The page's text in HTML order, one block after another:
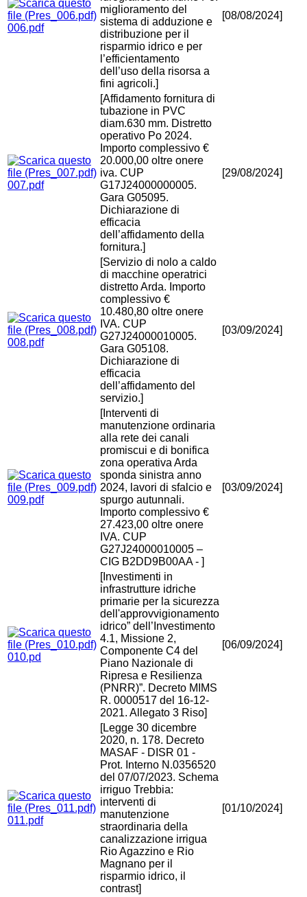
006.pdf
miglioramento del
sistema di adduzione e
distribuzione per il
risparmio idrico e per
l’efficientamento
dell’uso della risorsa a
fini agricoli.]
[08/08/2024]
007.pdf
[Affidamento fornitura di
tubazione in PVC
diam.630 mm. Distretto
operativo Po 2024.
Importo complessivo €
20.000,00 oltre onere
iva. CUP
G17J24000000005.
Gara G05095.
Dichiarazione di
efficacia
dell’affidamento della
fornitura.]
[29/08/2024]
008.pdf
[Servizio di nolo a caldo
di macchine operatrici
distretto Arda. Importo
complessivo €
10.480,80 oltre onere
IVA. CUP
G27J24000010005.
Gara G05108.
Dichiarazione di
efficacia
dell’affidamento del
servizio.]
[03/09/2024]
009.pdf
[Interventi di
manutenzione ordinaria
alla rete dei canali
promiscui e di bonifica
zona operativa Arda
sponda sinistra anno
2024, lavori di sfalcio e
spurgo autunnali.
Importo complessivo €
27.423,00 oltre onere
IVA. CUP
G27J24000010005 –
CIG B2DD9B00AA - ]
[03/09/2024]
010.pd
[Investimenti in
infrastrutture idriche
primarie per la sicurezza
dell'approvvigionamento
idrico” dell’Investimento
4.1, Missione 2,
Componente C4 del
Piano Nazionale di
Ripresa e Resilienza
(PNRR)”. Decreto MIMS
R. 0000517 del 16-12-
2021. Allegato 3 Riso]
[06/09/2024]
011.pdf
[Legge 30 dicembre
2020, n. 178. Decreto
MASAF - DISR 01 -
Prot. Interno N.0356520
del 07/07/2023. Schema
irriguo Trebbia:
interventi di
manutenzione
straordinaria della
canalizzazione irrigua
Rio Agazzino e Rio
Magnano per il
risparmio idrico, il
contrast]
[01/10/2024]